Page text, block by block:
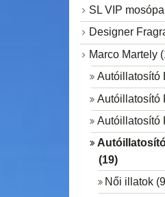
SL VIP
Designer
Marco Martely
Autóillatosító
Autóillatosító
Autóillatosító
(19)
Női illatok